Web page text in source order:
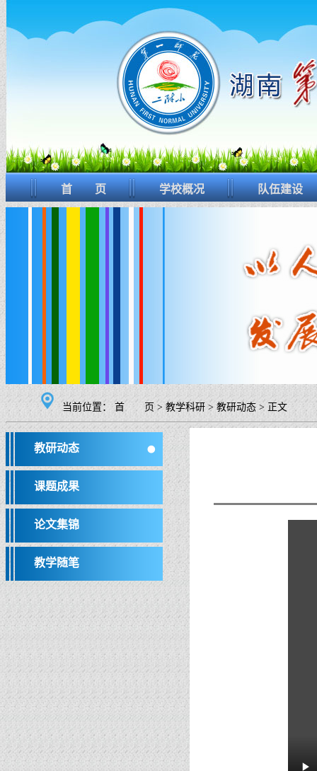
首 页 学校概况 队伍建设
当前位置： 首 页>教学科研 > 教研动态 > 正文
教研动态
课题成果
论文集锦
教学随笔